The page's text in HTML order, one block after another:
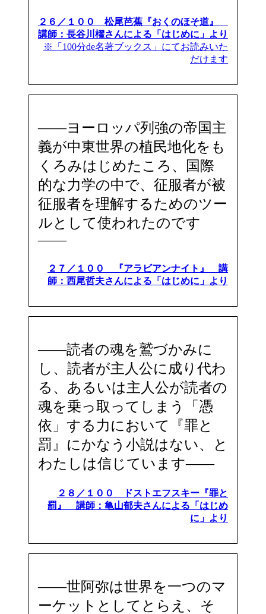
２６／１００ 松尾芭蕉『おくのほそ道』
講師：長谷川櫂さんによる「はじめに」より
※「100分de名著ブックス」にてお読みいた
だけます
――ヨーロッパ列強の帝国主
義が中東世界の植民地化をも
くろみはじめたころ、国際
的な力学の中で、征服者が被
征服者を理解するためのツー
ルとして使われたのです
――
２７／１００ 『アラビアンナイト』 講
師：西尾哲夫さんによる「はじめに」より
――読者の魂を鷲づかみに
し、読者が主人公に成り代わ
る、あるいは主人公が読者の
魂を乗っ取ってしまう「憑
依」する力において『罪と
罰』にかなう小説はない、と
わたしは信じています――
２８／１００ ドストエフスキー『罪と
罰』 講師：亀山郁夫さんによる「はじめ
に」より
――世阿弥は世界を一つのマ
ーケットとしてとらえ、そ